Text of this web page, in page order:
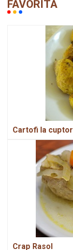
FAVORITA
Cartofi la cuptor
Crap Rasol